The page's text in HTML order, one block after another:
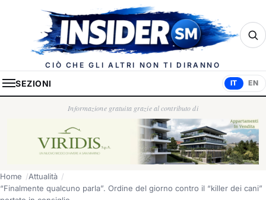
Insider.sm
CIÒ CHE GLI ALTRI NON TI DIRANNO
SEZIONI IT EN
Informazione gratuita grazie al contributo di
Home
Attualità
“Finalmente qualcuno parla”. Ordine del giorno contro il “killer dei cani”